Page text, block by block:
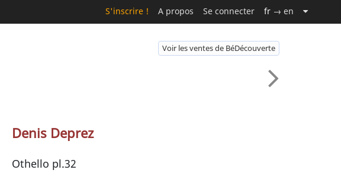
S'inscrire ! A propos Se connecter fr → en
Voir les ventes de BéDécouverte
Denis Deprez
Othello pl.32